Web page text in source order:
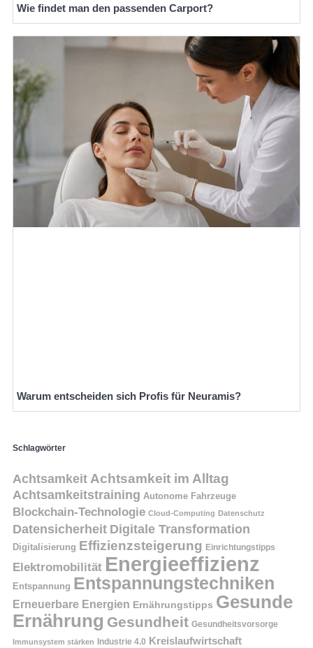
Wie findet man den passenden Carport?
Warum entscheiden sich Profis für Neuramis?
Schlagwörter
AchtsamkeitAchtsamkeit im Alltag
Achtsamkeitstraining Autonome Fahrzeuge
Blockchain-Technologie Cloud-Computing Datenschutz
Datensicherheit Digitale Transformation
Digitalisierung Effizienzsteigerung Einrichtungstipps
Elektromobilität Energieeffizienz
Entspannung Entspannungstechniken
Erneuerbare Energien Ernährungstipps Gesunde
Ernährung Gesundheit Gesundheitsvorsorge
Immunsystem stärken Industrie 4.0 Kreislaufwirtschaft